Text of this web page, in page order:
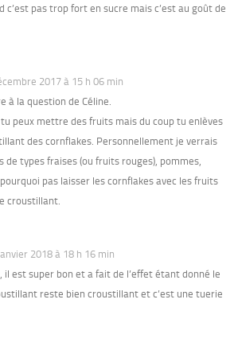
c’est pas trop fort en sucre mais c’est au goût de
2017 à 15 h 06 min
à la question de Céline.
tu peux mettre des fruits mais du coup tu enlèves
des cornflakes. Personnellement je verrais
de types fraises (ou fruits rouges), pommes,
pas laisser les cornflakes avec les fruits
croustillant.
2018 à 18 h 16 min
, il est super bon et a fait de l’effet étant donné le
reste bien croustillant et c’est une tuerie